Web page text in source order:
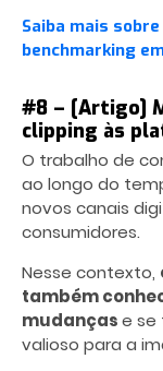
Saiba mais
benchmarking
#8 – [Artigo]
clipping às
O trabalho de
ao longo do
novos canais
consumidores.
Nesse contexto,
também
mudançase se
valioso para a